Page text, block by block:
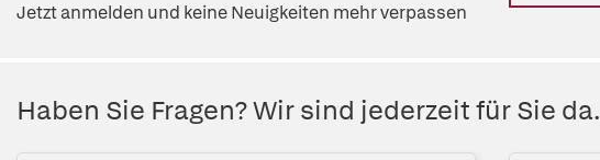
Jetzt anmelden und keine Neuigkeiten mehr verpassen
Haben Sie Fragen? Wir sind jederzeit für Sie da.